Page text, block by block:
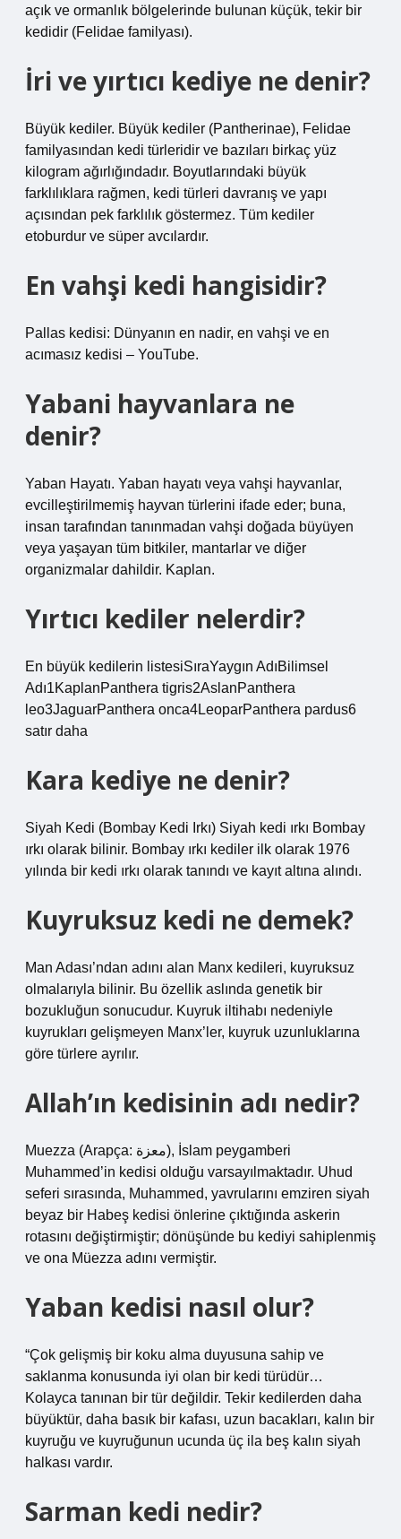
açık ve ormanlık bölgelerinde bulunan küçük, tekir bir
kedidir (Felidae familyası).
İri ve yırtıcı kediye ne denir?
Büyük kediler. Büyük kediler (Pantherinae), Felidae
familyasından kedi türleridir ve bazıları birkaç yüz
kilogram ağırlığındadır. Boyutlarındaki büyük
farklılıklara rağmen, kedi türleri davranış ve yapı
açısından pek farklılık göstermez. Tüm kediler
etoburdur ve süper avcılardır.
En vahşi kedi hangisidir?
Pallas kedisi: Dünyanın en nadir, en vahşi ve en
acımasız kedisi – YouTube.
Yabani hayvanlara ne
denir?
Yaban Hayatı. Yaban hayatı veya vahşi hayvanlar,
evcilleştirilmemiş hayvan türlerini ifade eder; buna,
insan tarafından tanınmadan vahşi doğada büyüyen
veya yaşayan tüm bitkiler, mantarlar ve diğer
organizmalar dahildir. Kaplan.
Yırtıcı kediler nelerdir?
En büyük kedilerin listesiSıraYaygın AdıBilimsel
Adı1KaplanPanthera tigris2AslanPanthera
leo3JaguarPanthera onca4LeoparPanthera pardus6
satır daha
Kara kediye ne denir?
Siyah Kedi (Bombay Kedi Irkı) Siyah kedi ırkı Bombay
ırkı olarak bilinir. Bombay ırkı kediler ilk olarak 1976
yılında bir kedi ırkı olarak tanındı ve kayıt altına alındı.
Kuyruksuz kedi ne demek?
Man Adası’ndan adını alan Manx kedileri, kuyruksuz
olmalarıyla bilinir. Bu özellik aslında genetik bir
bozukluğun sonucudur. Kuyruk iltihabı nedeniyle
kuyrukları gelişmeyen Manx’ler, kuyruk uzunluklarına
göre türlere ayrılır.
Allah’ın kedisinin adı nedir?
Muezza (Arapça: معزة), İslam peygamberi
Muhammed’in kedisi olduğu varsayılmaktadır. Uhud
seferi sırasında, Muhammed, yavrularını emziren siyah
beyaz bir Habeş kedisi önlerine çıktığında askerin
rotasını değiştirmiştir; dönüşünde bu kediyi sahiplenmiş
ve ona Müezza adını vermiştir.
Yaban kedisi nasıl olur?
“Çok gelişmiş bir koku alma duyusuna sahip ve
saklanma konusunda iyi olan bir kedi türüdür…
Kolayca tanınan bir tür değildir. Tekir kedilerden daha
büyüktür, daha basık bir kafası, uzun bacakları, kalın bir
kuyruğu ve kuyruğunun ucunda üç ila beş kalın siyah
halkası vardır.
Sarman kedi nedir?